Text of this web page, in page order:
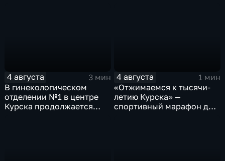
4 августа
3 мин
В гинекологическом
отделении №1 в центре
Курска продолжается
4 августа
1 мин
«Отжимаемся к тысячи-
летию Курска» —
спортивный марафон для